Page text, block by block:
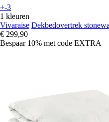
+-3
1 kleuren
Vivaraise Dekbedovertrek
€ 299,90
Bespaar 10% met code EXTRA